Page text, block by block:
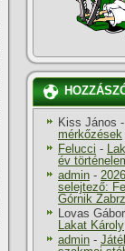
Kiss János -
mérkőzések
Felucci -
év
admin -
selejtező:
Górnik
Lovas Gábor
Lakat Károly
admin -